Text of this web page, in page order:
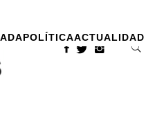
POLÍTICAACTUALIDAD